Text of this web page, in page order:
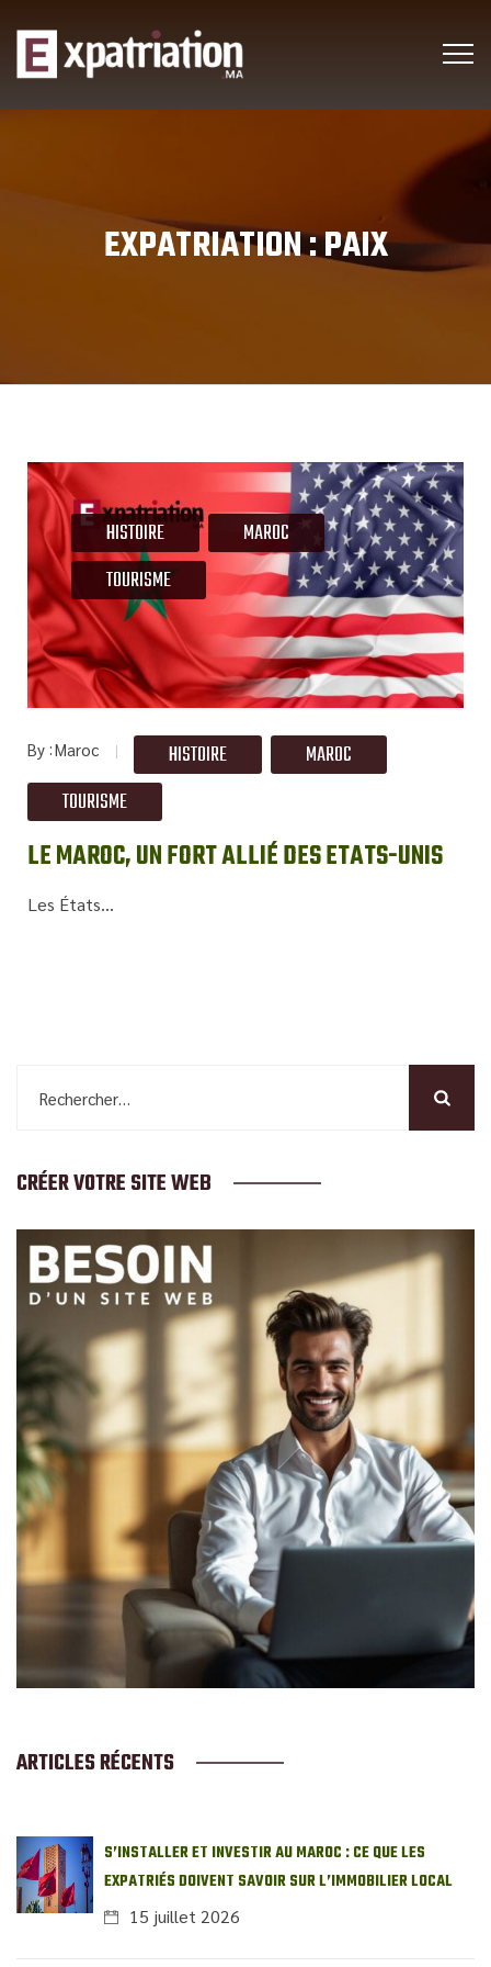
EXPATRIATION :PAIX
HISTOIRE
MAROC
TOURISME
By Maroc HISTOIRE
MAROC
TOURISME
LE MAROC, UN FORT ALLIÉ DES ETATS-UNIS
Les États...
CRÉER VOTRE SITE WEB
ARTICLES RÉCENTS
S’INSTALLER ET INVESTIR AU MAROC : CE QUE LES
EXPATRIÉS DOIVENT SAVOIR SUR L’IMMOBILIER LOCAL
15 juillet 2026